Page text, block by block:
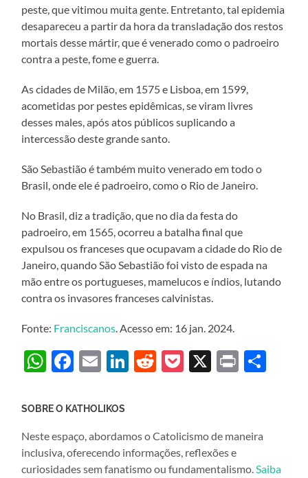
peste, que vitimou muita gente. Entretanto, tal epidemia
desapareceu a partir da hora da transladação dos restos
mortais desse mártir, que é venerado como o padroeiro
contra a peste, fome e guerra.
As cidades de Milão, em 1575 e Lisboa, em 1599,
acometidas por pestes epidêmicas, se viram livres
desses males, após atos públicos suplicando a
intercessão deste grande santo.
São Sebastião é também muito venerado em todo o
Brasil, onde ele é padroeiro, como o Rio de Janeiro.
No Brasil, diz a tradição, que no dia da festa do
padroeiro, em 1565, ocorreu a batalha final que
expulsou os franceses que ocupavam a cidade do Rio de
Janeiro, quando São Sebastião foi visto de espada na
mão entre os portugueses, mamelucos e índios, lutando
contra os invasores franceses calvinistas.
Fonte: Franciscanos. Acesso em: 16 jan. 2024.
WhatsApp
Facebook
EmailLinkedIn
Reddit
Pocket
X Print
SOBRE O KATHOLIKOS
Neste espaço, abordamos o Catolicismo de maneira
inclusiva, oferecendo informações, reflexões e
curiosidades sem fanatismo ou fundamentalismo.Saiba